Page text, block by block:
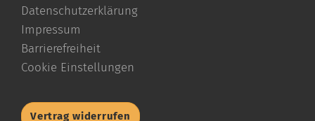
Datenschutzerklärung
Impressum
Barrierefreiheit
Cookie Einstellungen
Vertrag widerrufen